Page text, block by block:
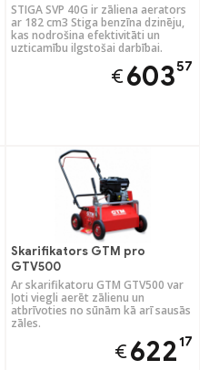
STIGA SVP 40G ir zāliena aerators
ar 182 cm3 Stiga benzīna dzinēju,
kas nodrošina efektivitāti un
uzticamību ilgstošai darbībai.
€60357
Skarifikators GTM pro
GTV500
Ar skarifikatoru GTM GTV500 var
ļoti viegli aerēt zālienu un
atbrīvoties no sūnām kā arī sausās
zāles.
€62217